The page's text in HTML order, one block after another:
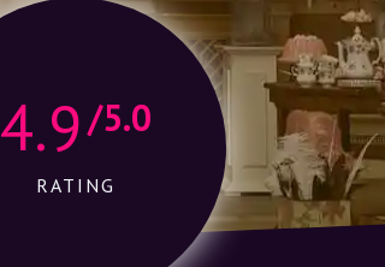
4.9 /5.0
RATING